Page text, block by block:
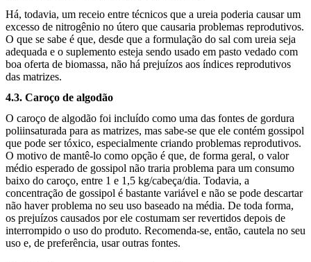
Há, todavia, um receio entre técnicos que a ureia poderia causar um
excesso de nitrogênio no útero que causaria problemas reprodutivos.
O que se sabe é que, desde que a formulação do sal com ureia seja
adequada e o suplemento esteja sendo usado em pasto vedado com
boa oferta de biomassa, não há prejuízos aos índices reprodutivos
das matrizes.
4.3. Caroço de algodão
O caroço de algodão foi incluído como uma das fontes de gordura
poliinsaturada para as matrizes, mas sabe-se que ele contém gossipol
que pode ser tóxico, especialmente criando problemas reprodutivos.
O motivo de mantê-lo como opção é que, de forma geral, o valor
médio esperado de gossipol não traria problema para um consumo
baixo do caroço, entre 1 e 1,5 kg/cabeça/dia. Todavia, a
concentração de gossipol é bastante variável e não se pode descartar
não haver problema no seu uso baseado na média. De toda forma,
os prejuízos causados por ele costumam ser revertidos depois de
interrompido o uso do produto. Recomenda-se, então, cautela no seu
uso e, de preferência, usar outras fontes.